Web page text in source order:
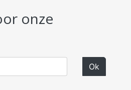
onze